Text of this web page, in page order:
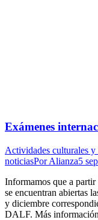
Exámenes
Actividades culturales y
noticiasPorAlianza5
Informamos que a partir
se encuentran abiertas
y diciembre
DALF. Más